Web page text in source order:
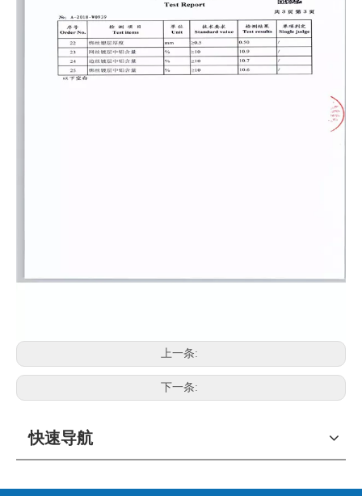
上一条:
下一条:
快速导航